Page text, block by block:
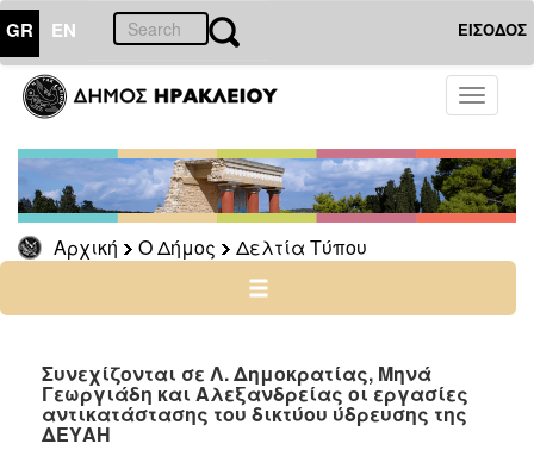
GR EN ΕΙΣΟΔΟΣ
Toggle
Αρχική Ο Δήμος Δελτία Τύπου
ΔΗΜΟΣ
Δελτία
Τύπου
Αρχείο
ΠΟΛΙΤΙΣΜΟΣ
Συνεχίζονται σε Λ. Δημοκρατίας, Μηνά
Γεωργιάδη και Αλεξανδρείας οι εργασίες
αντικατάστασης του δικτύου ύδρευσης της
ΔΕΥΑΗ